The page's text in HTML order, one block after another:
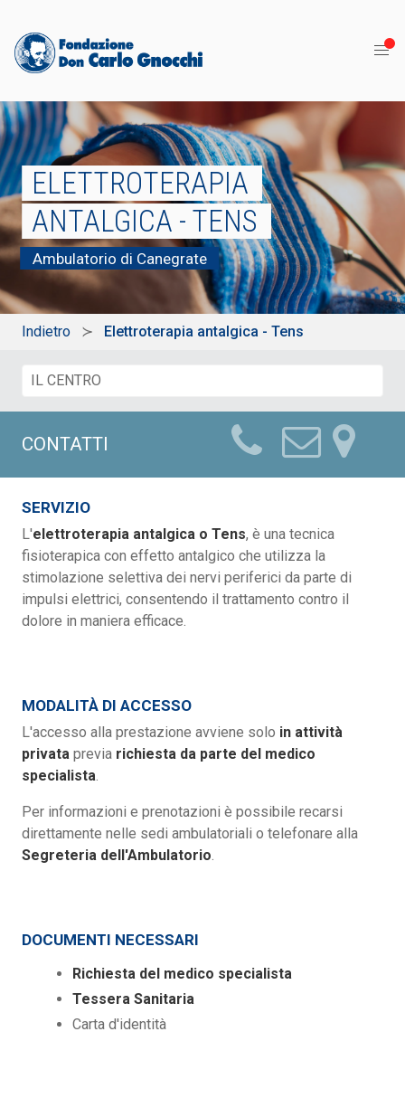
ELETTROTERAPIA
ANTALGICA - TENS
Ambulatorio di Canegrate
Indietro Elettroterapia antalgica - Tens
CONTATTI
SERVIZIO
L'elettroterapia antalgica o Tens, è una tecnica
fisioterapica con effetto antalgico che utilizza la
stimolazione selettiva dei nervi periferici da parte di
impulsi elettrici, consentendo il trattamento contro il
dolore in maniera efficace.
MODALITÀ DI ACCESSO
L'accesso alla prestazione avviene solo in attività
privata previa richiesta da parte del medico
specialista
Per informazioni e prenotazioni è possibile recarsi
direttamente nelle sedi ambulatoriali o telefonare alla
Segreteria dell'Ambulatorio
DOCUMENTI NECESSARI
Richiesta del medico specialista
Tessera Sanitaria
Carta d'identità